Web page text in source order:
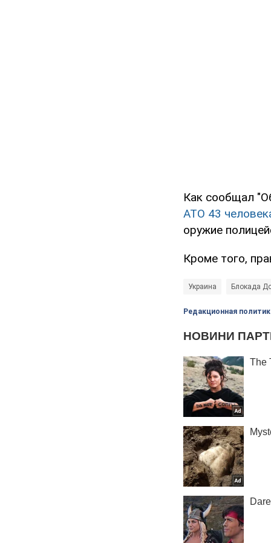
Как сообщал
АТО 43
оружие
Кроме того,
Украина Блокада
Редакционная